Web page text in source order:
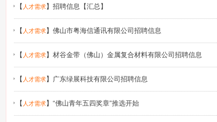
【 人才需求】 招聘信息【汇总】
【 人才需求】 佛山市粤海信通讯有限公司招聘信息
【 人才需求】 材谷金带（佛山）金属复合材料有限公司招聘信息
【 人才需求】 广东绿展科技有限公司招聘信息
【 人才需求】 “佛山青年五四奖章”推选开始